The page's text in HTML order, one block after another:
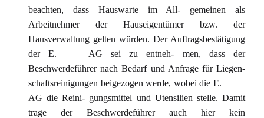
beachten, dass Hauswarte im All- gemeinen als
Arbeitnehmer der Hauseigentümer bzw. der
Hausverwaltung gelten würden. Der Auftragsbestätigung
der E._____ AG sei zu entneh- men, dass der
Beschwerdeführer nach Bedarf und Anfrage für Liegen-
schaftsreinigungen beigezogen werde, wobei die E._____
AG die Reini- gungsmittel und Utensilien stelle. Damit
trage der Beschwerdeführer auch hier kein